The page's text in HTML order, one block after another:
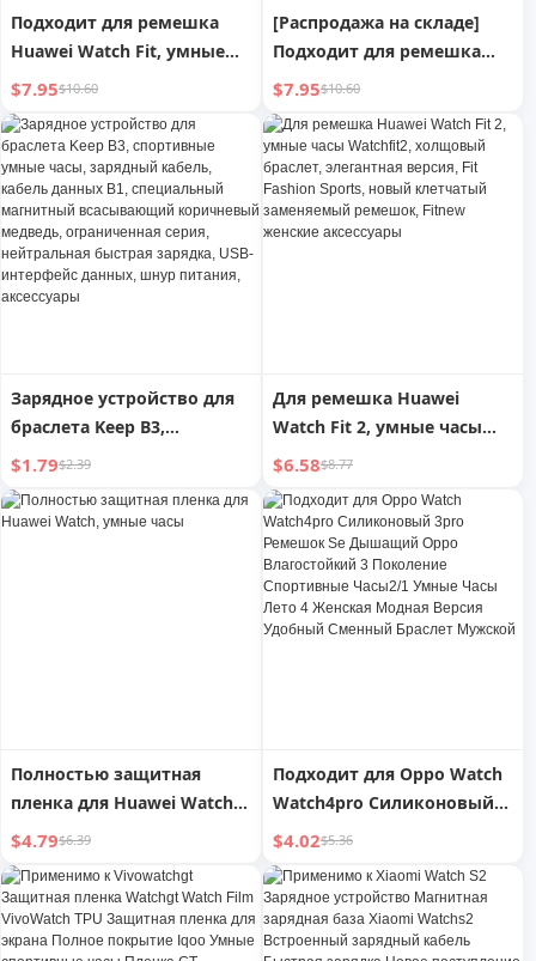
Подходит для ремешка
Huawei Watch Fit, умные
часы, ремешок Watchfit2,
маленький кожаный
ремешок для часов Fit,
элегантный спортивный
браслет, модная женская
креативная стильная
лента для часов,
специальный сменный
ремешок
$7.95$10.60
[Распродажа на складе]
Подходит для ремешка
Huawei Watch Fit Strap
Huawei Watch Fit2 Умные
часы Ремешок для часов
Milan Steel Metal Watch
Band
$7.95$10.60
Зарядное устройство для
браслета Keep B3,
спортивные умные часы,
зарядный кабель, кабель
данных B1, специальный
$1.79$2.39
Для ремешка Huawei
Watch Fit 2, умные часы
Watchfit2, холщовый
браслет, элегантная
версия, Fit Fashion Sports,
новый клетчатый
заменяемый ремешок,
Fitnew женские аксессуары
$6.58$8.77
Полностью защитная
пленка для Huawei Watch,
умные часы
$4.79$6.39
Подходит для Oppo Watch
Watch4pro Силиконовый
3pro Ремешок Se
Дышащий Oppo
Влагостойкий 3
Поколение Спортивные
Часы2/1 Умные Часы Лето
$4.02$5.36